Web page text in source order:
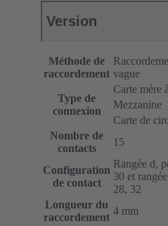
Version
Méthode de
raccordement vague
Type de
connexion
Carte mère
Mezzanine
Carte de
Nombre de
contacts
15
Configuration
de contact
Rangée d,
30 et
28, 32
Longueur du
raccordement
4 mm